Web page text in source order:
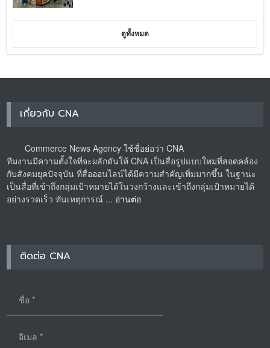
ดูทั้งหมด
เกี่ยวกับ CNA
Commerce News Agency ใช้ชื่อย่อว่า CNA
ทีมงานมีความตั้งใจที่จะผลักดันให้ CNA เป็นสื่อรูปแบบใหม่ที่สอดคล้อง
กับสังคมยุคปัจจุบัน ที่สื่อออนไลน์ได้มีความสำคัญเพิ่มมากขึ้น ในฐานะ
เป็นสื่อที่เข้าถึงกลุ่มเป้าหมายได้ในวงกว้างและเข้าถึงกลุ่มเป้าหมายได้
อย่างรวดเร็ว ทันเหตุการณ์ ... อ่านต่อ
ติดต่อ CNA